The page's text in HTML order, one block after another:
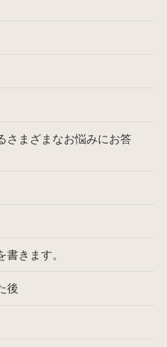
さまざまなお悩みにお答
きます。
後